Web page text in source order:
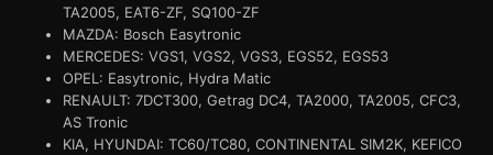
TA2005, EAT6-ZF, SQ100-ZF
MAZDA: Bosch Easytronic
MERCEDES: VGS1, VGS2, VGS3, EGS52, EGS53
OPEL: Easytronic, Hydra Matic
RENAULT: 7DCT300, Getrag DC4, TA2000, TA2005, CFC3,
AS Tronic
KIA, HYUNDAI: TC60/TC80, CONTINENTAL SIM2K, KEFICO